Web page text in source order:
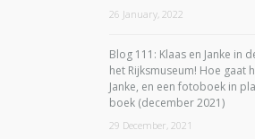
26 January, 2022
Blog 111: Klaas en Janke in
het Rijksmuseum! Hoe gaat
Janke, en een fotoboek in
boek (december 2021)
29 December, 2021